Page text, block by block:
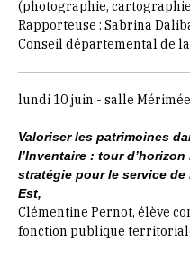
(photographie,
Rapporteuse : Sabrina
Conseil départemental de
lundi 10 juin - salle
Valoriser les patrimoines
l’Inventaire : tour
stratégie pour le service de
Est,
Clémentine Pernot, élève
fonction publique